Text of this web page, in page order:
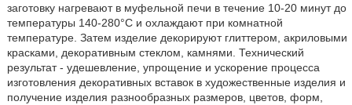
заготовку нагревают в муфельной печи в течение 10-20 минут до
температуры 140-280°С и охлаждают при комнатной
температуре. Затем изделие декорируют глиттером, акриловыми
красками, декоративным стеклом, камнями. Технический
результат - удешевление, упрощение и ускорение процесса
изготовления декоративных вставок в художественные изделия и
получение изделия разнообразных размеров, цветов, форм,